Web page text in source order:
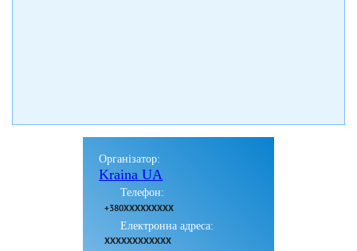
Організатор:
Kraina UA
Телефон:
+380XXXXXXXXX
Електронна адреса:
XXXXXXXXXXXX